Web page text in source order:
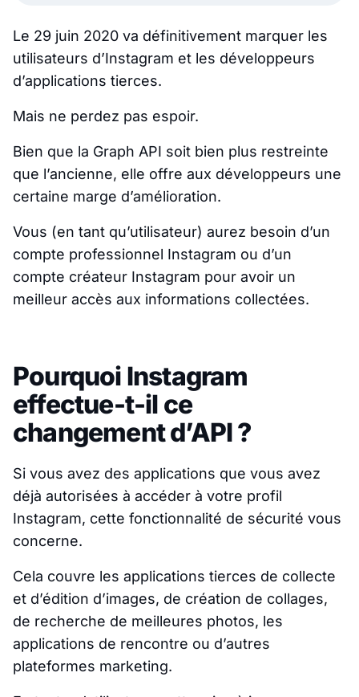
Le 29 juin 2020 va définitivement marquer les
utilisateurs d’Instagram et les développeurs
d’applications tierces.
Mais ne perdez pas espoir.
Bien que la Graph API soit bien plus restreinte
que l’ancienne, elle offre aux développeurs une
certaine marge d’amélioration.
Vous (en tant qu’utilisateur) aurez besoin d’un
compte professionnel Instagram ou d’un
compte créateur Instagram pour avoir un
meilleur accès aux informations collectées.
Pourquoi Instagram
effectue-t-il ce
changement d’API ?
Si vous avez des applications que vous avez
déjà autorisées à accéder à votre profil
Instagram, cette fonctionnalité de sécurité vous
concerne.
Cela couvre les applications tierces de collecte
et d’édition d’images, de création de collages,
de recherche de meilleures photos, les
applications de rencontre ou d’autres
plateformes marketing.